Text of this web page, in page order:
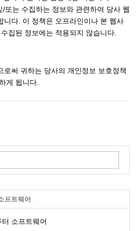
또는 수집하는 정보와 관련하여 당사 웹
니다. 이 정책은 오프라인이나 본 웹사
집된 정보에는 적용되지 않습니다.
로써 귀하는 당사의 개인정보 보호정책
게 됩니다.
프트웨어